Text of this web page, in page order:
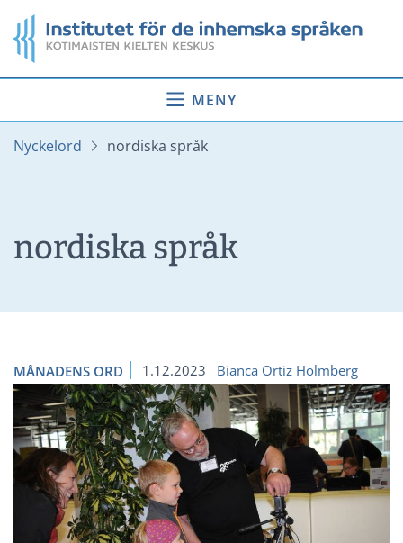
till
innehåll
Startsida
MENY
Nyckelord nordiska språk
nordiska språk
MÅNADENS ORD 1.12.2023 Bianca Ortiz Holmberg